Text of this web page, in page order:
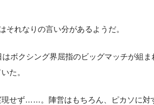
れなりの言い分があるようだ。
ボクシング界屈指のビッグマッチが組ま
た。
せず……。陣営はもちろん、ピカソに対